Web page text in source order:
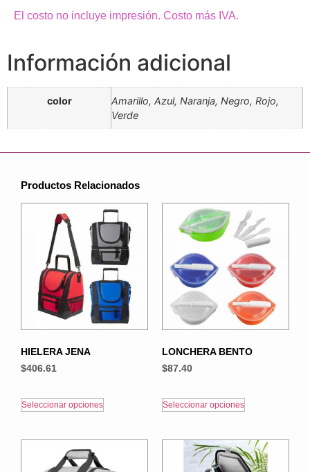
El costo no incluye impresión. Costo más IVA.
Información adicional
color
Amarillo, Azul, Naranja, Negro, Rojo,
Verde
Productos Relacionados
HIELERA JENA
$406.61
Seleccionar opciones
LONCHERA BENTO
$87.40
Seleccionar opciones